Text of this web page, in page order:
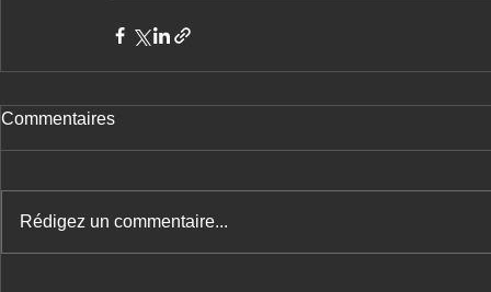
Commentaires
Rédigez un commentaire...